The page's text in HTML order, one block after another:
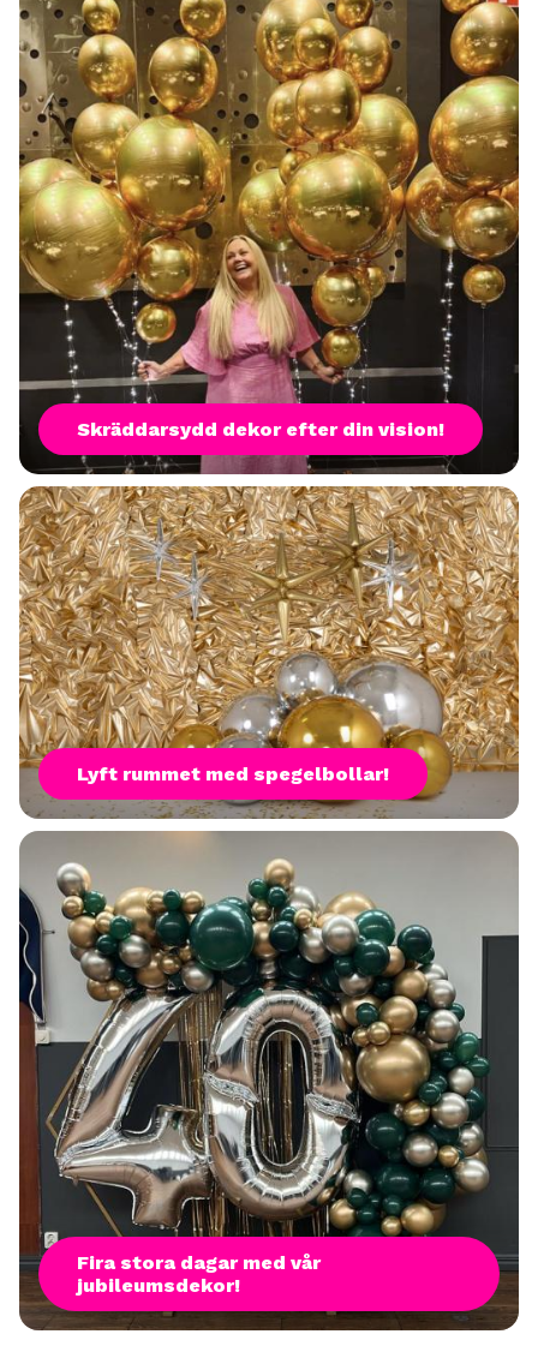
Skräddarsydd dekor efter din vision!
Lyft rummet med spegelbollar!
Fira stora dagar med vår
jubileumsdekor!